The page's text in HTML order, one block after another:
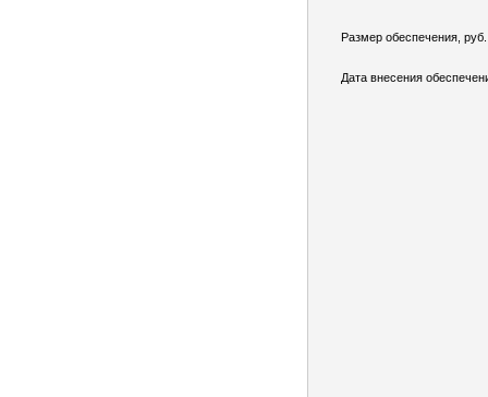
Размер обеспечения,
Дата внесения